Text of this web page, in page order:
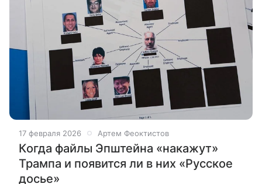
17 февраля 2026 Артем Феоктистов
Когда файлы Эпштейна «накажут»
Трампа и появится ли в них «Русское
досье»